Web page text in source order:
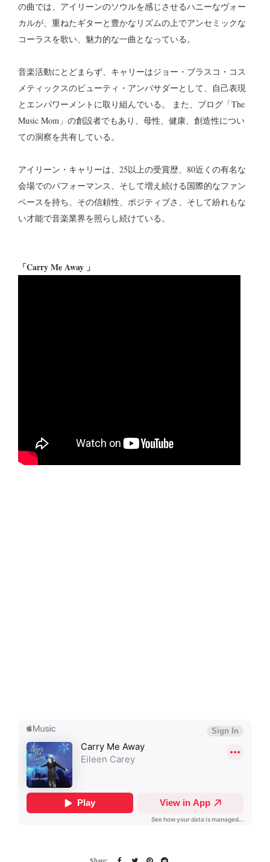
の曲では、アイリーンのソウルを感じさせるハニーなヴォー
カルが、重ねたギターと豊かなリズムの上でアンセミックな
コーラスを歌い、魅力的な一曲となっている。
音楽活動にとどまらず、キャリーはジョー・ブラスコ・コス
メティックスのビューティ・アンバサダーとして、自己表現
とエンパワーメントに取り組んでいる。 また、ブログ「The
Music Mom」の創設者でもあり、母性、健康、創造性につい
ての洞察を共有している。
アイリーン・キャリーは、25以上の受賞歴、80近くの有名な
会場でのパフォーマンス、そして増え続ける国際的なファン
ベースを持ち、その信頼性、ポジティブさ、そして紛れもな
い才能で音楽業界を照らし続けている。
「Carry Me Away 」